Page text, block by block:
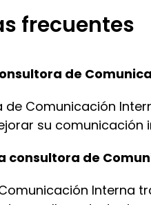
frecuentes
de
de Comunicación
su comunicación
consultora de
Interna